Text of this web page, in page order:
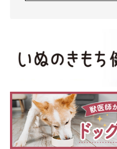
飼い主さんのエピソードにもあ
とが絡むと、犬もウソをつくこ
「大好物を食べるためならウソ
かもしれませんね。